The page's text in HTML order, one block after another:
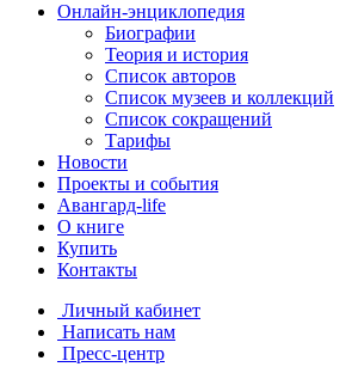
Онлайн-энциклопедия
Биографии
Теория и история
Список авторов
Список музеев и коллекций
Список сокращений
Тарифы
Новости
Проекты и события
Авангард-life
О книге
Купить
Контакты
Личный кабинет
Написать нам
Пресс-центр